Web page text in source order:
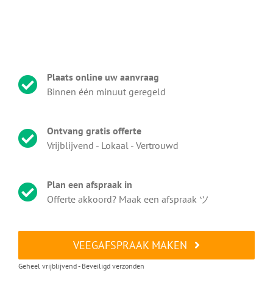
Plaats online uw aanvraag
Binnen één minuut geregeld
Ontvang gratis offerte
Vrijblijvend - Lokaal - Vertrouwd
Plan een afspraak in
Offerte akkoord? Maak een afspraak ツ
VEEGAFSPRAAK MAKEN
Geheel vrijblijvend - Beveiligd verzonden